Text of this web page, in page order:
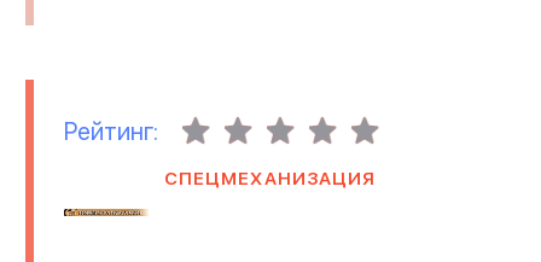
Рейтинг:
СПЕЦМЕХАНИЗАЦИЯ